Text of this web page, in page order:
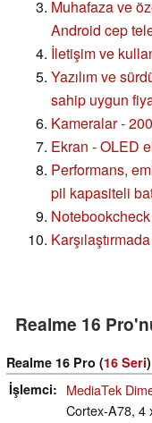
Muhafaza ve
Android cep
İletişim ve
Yazılım ve
sahip uygun
Kameralar -
Ekran - OLED
Performans,
pil kapasiteli
Realme 16
Realme 16 Pro (16 Seri)
İşlemci
MediaTek
Cortex-A78, 4